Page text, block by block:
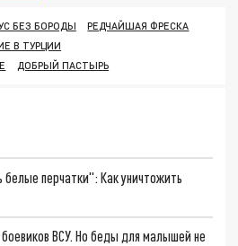
БЕЗ БОРОДЫ
РЕДЧАЙШАЯ ФРЕСКА
В ТУРЦИИ
ДОБРЫЙ ПАСТЫРЬ
белые перчатки": Как уничтожить
ВСУ. Но беды для малышей не